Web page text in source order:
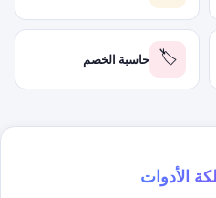
🏷️ حاسبة الخصم
الأدوات